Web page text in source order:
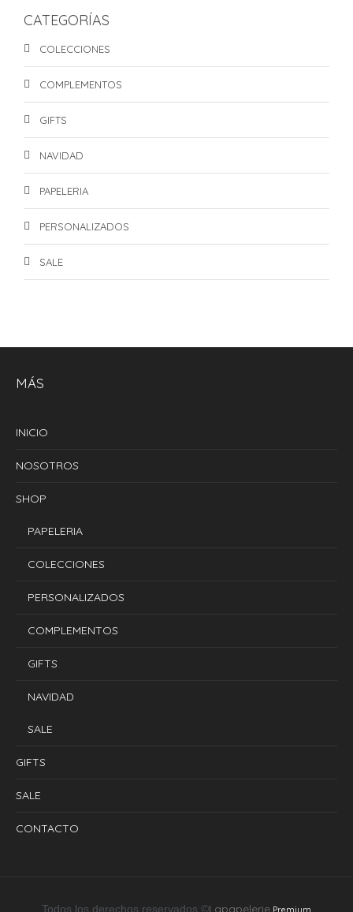
CATEGORÍAS
COLECCIONES
COMPLEMENTOS
GIFTS
NAVIDAD
PAPELERIA
PERSONALIZADOS
SALE
MÁS
INICIO
NOSOTROS
SHOP
PAPELERIA
COLECCIONES
PERSONALIZADOS
COMPLEMENTOS
GIFTS
NAVIDAD
SALE
GIFTS
SALE
CONTACTO
Todos los derechos reservados ©Lapapelerie Premium